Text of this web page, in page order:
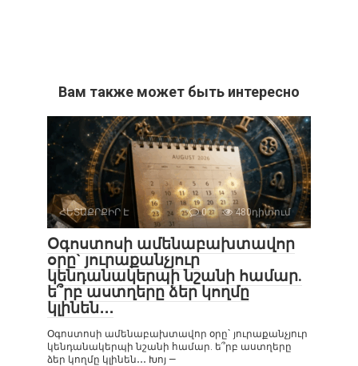
Вам также может быть интересно
ՀԵՏԱՔՐՔԻՐ Է 0 480դիտում
Օգոստոսի ամենաբախտավոր
օրը` յուրաքանչյուր
կենդանակերպի նշանի համար.
ե՞րբ աստղերը ձեր կողմը
կլինեն․․․
Օգոստոսի ամենաբախտավոր օրը` յուրաքանչյուր
կենդանակերպի նշանի համար. ե՞րբ աստղերը
ձեր կողմը կլինեն․․․ Խոյ —